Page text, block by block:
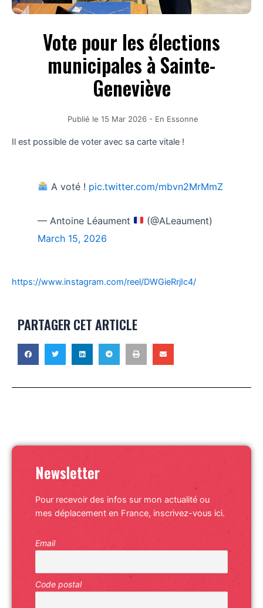
Vote pour les élections
municipales à Sainte-
Geneviève
Publié le 15 Mar 2026 - En Essonne
Il est possible de voter avec sa carte vitale !
A voté ! pic.twitter.com/mbvn2MrMmZ
— Antoine Léaument
(@ALeaument)
March 15, 2026
https://www.instagram.com/reel/DWGieRrjIc4/
PARTAGER CET ARTICLE
Newsletter
Pour recevoir des infos sur mon actualité ou
mes déplacement en France, inscrivez-vous ici.
Email
Code postal